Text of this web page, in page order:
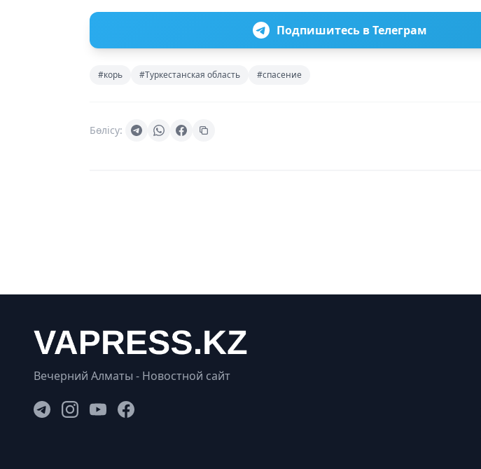
Подпишитесь в Телеграм
#корь #Туркестанская область #спасение
Бөлісу:
Вечерний Алматы - Новостной сайт